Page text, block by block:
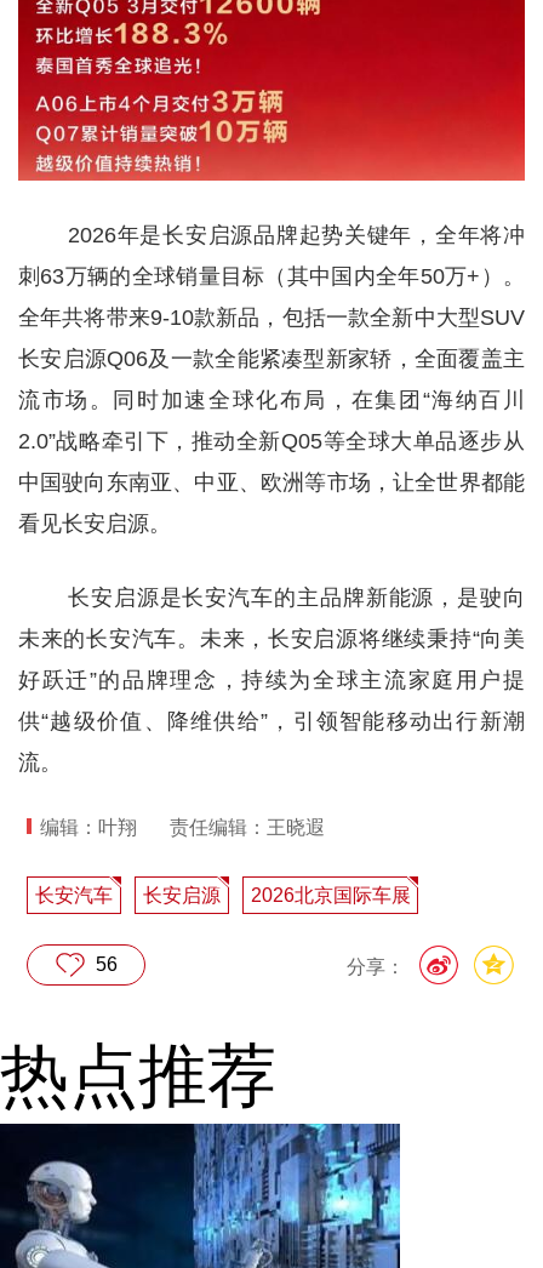
2026年是长安启源品牌起势关键年，全年将冲
刺63万辆的全球销量目标（其中国内全年50万+）。
全年共将带来9-10款新品，包括一款全新中大型SUV
长安启源Q06及一款全能紧凑型新家轿，全面覆盖主
流市场。同时加速全球化布局，在集团“海纳百川
2.0”战略牵引下，推动全新Q05等全球大单品逐步从
中国驶向东南亚、中亚、欧洲等市场，让全世界都能
看见长安启源。
长安启源是长安汽车的主品牌新能源，是驶向
未来的长安汽车。未来，长安启源将继续秉持“向美
好跃迁”的品牌理念，持续为全球主流家庭用户提
供“越级价值、降维供给”，引领智能移动出行新潮
流。
编辑：叶翔 责任编辑：王晓遐
长安汽车 长安启源 2026北京国际车展
分享：
56
热点推荐